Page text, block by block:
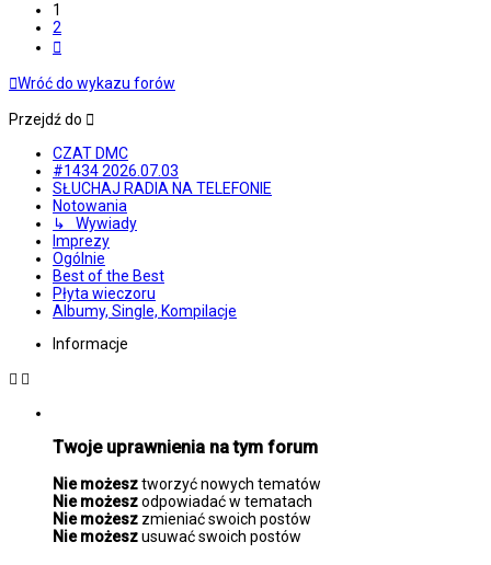
1
2
Wróć do wykazu forów
Przejdź do
CZAT DMC
#1434 2026.07.03
SŁUCHAJ RADIA NA TELEFONIE
Notowania
↳ Wywiady
Imprezy
Ogólnie
Best of the Best
Płyta wieczoru
Albumy, Single, Kompilacje
Informacje
Twoje uprawnienia na tym forum
Nie możesztworzyć nowych tematów
Nie możeszodpowiadać w tematach
Nie możesz zmieniać swoich postów
Nie możeszusuwać swoich postów